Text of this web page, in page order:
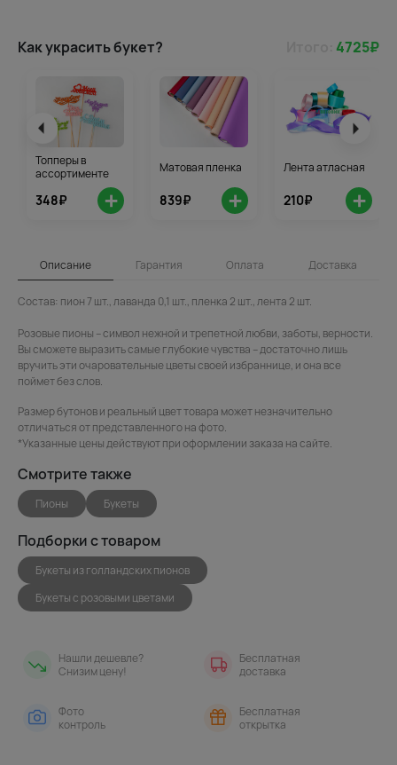
Как украсить букет? 4725₽
Топперы в
ассортименте
348₽ +
Матовая пленка
839₽ +
Лента атласная
210₽ +
Описание Гарантия Оплата Доставка
Состав: пион 7 шт., лаванда 0,1 шт., пленка 2 шт., лента 2 шт.
Розовые пионы – символ нежной и трепетной любви, заботы, верности.
Вы сможете выразить самые глубокие чувства – достаточно лишь
вручить эти очаровательные цветы своей избраннице, и она все
поймет без слов.
Размер бутонов и реальный цвет товара может незначительно
отличаться от представленного на фото.
*Указанные цены действуют при оформлении заказа на сайте.
Смотрите также
Пионы Букеты
Подборки с товаром
Букеты из голландских пионов
Букеты с розовыми цветами
Нашли дешевле?
Снизим цену!
Бесплатная
доставка
Фото
контроль
Бесплатная
открытка